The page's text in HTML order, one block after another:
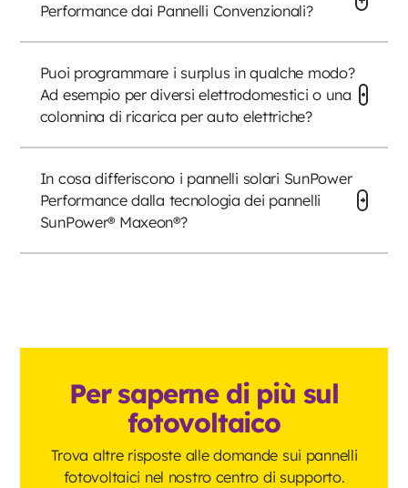
Performance dai Pannelli Convenzionali?
Puoi programmare i surplus in qualche modo?
Ad esempio per diversi elettrodomestici o una
colonnina di ricarica per auto elettriche?
In cosa differiscono i pannelli solari SunPower
Performance dalla tecnologia dei pannelli
SunPower® Maxeon®?
Per saperne di più sul
fotovoltaico
Trova altre risposte alle domande sui pannelli
fotovoltaici nel nostro centro di supporto.